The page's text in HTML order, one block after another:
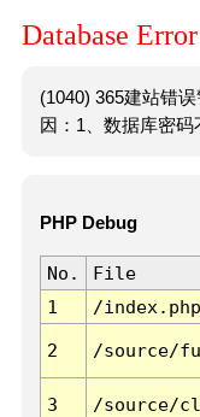
Database Error
(1040) 365建站错
因：1、数据库密码
PHP Debug
No. File
1
/index.php
2 /source/
3 /source/